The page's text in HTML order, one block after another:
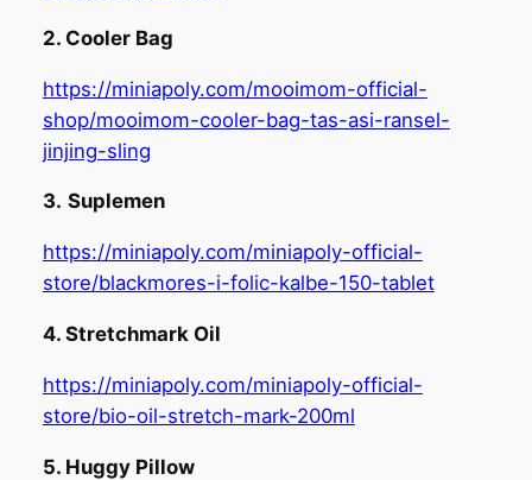
2. Cooler Bag
https://miniapoly.com/mooimom-official-
shop/mooimom-cooler-bag-tas-asi-ransel-
jinjing-sling
3. Suplemen
https://miniapoly.com/miniapoly-official-
store/blackmores-i-folic-kalbe-150-tablet
4. Stretchmark Oil
https://miniapoly.com/miniapoly-official-
store/bio-oil-stretch-mark-200ml
5. Huggy Pillow